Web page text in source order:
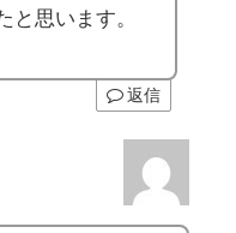
と思います。
返信